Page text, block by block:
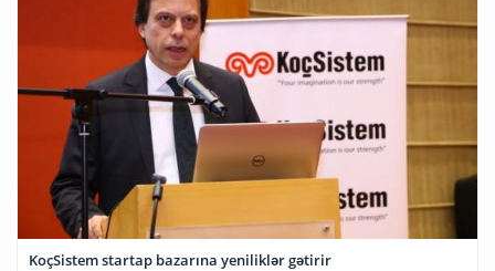
KoçSistem startap bazarına yeniliklər gətirir